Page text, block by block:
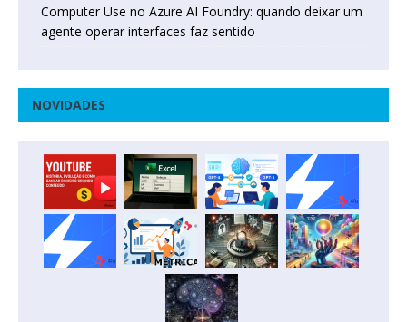
Computer Use no Azure AI Foundry: quando deixar um
agente operar interfaces faz sentido
NOVIDADES